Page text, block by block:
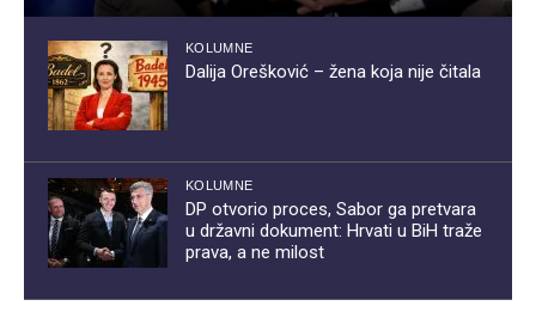
KOLUMNE
Dalija Orešković – žena koja nije čitala
KOLUMNE
DP otvorio proces, Sabor ga pretvara
u državni dokument: Hrvati u BiH traže
prava, a ne milost